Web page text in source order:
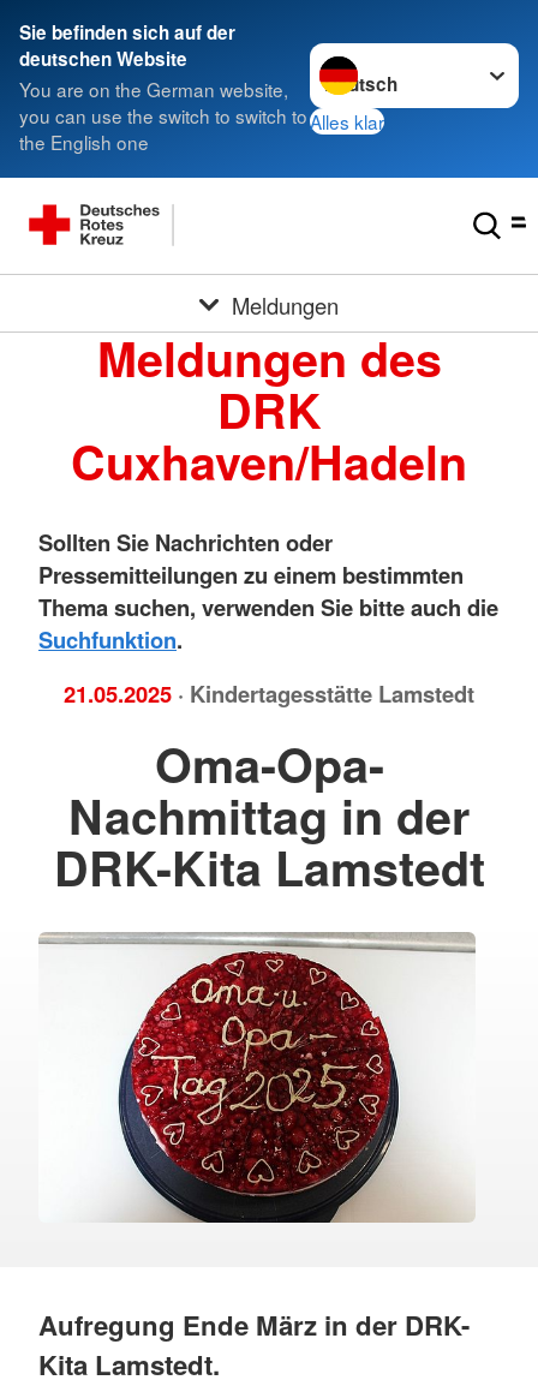
Sie befinden sich auf der
deutschen Website
You are on the German website,
you can use the switch to switch to
the English one
Sprache wechseln zu
Alles klar
Meldungen
Meldungen des
DRK
Cuxhaven/Hadeln
Sollten Sie Nachrichten oder
Pressemitteilungen zu einem bestimmten
Thema suchen, verwenden Sie bitte auch die
Suchfunktion.
21.05.2025 · Kindertagesstätte Lamstedt
Oma-Opa-
Nachmittag in der
DRK-Kita Lamstedt
Aufregung Ende März in der DRK-
Kita Lamstedt.